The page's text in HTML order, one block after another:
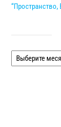
Хронология: